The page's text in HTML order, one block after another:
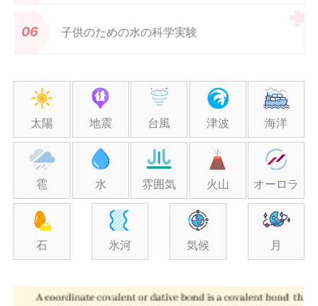
子供のための水の科学実験
太陽 地震 台風 津波 海洋
雹 水 雰囲気 火山 オーロラ
石 氷河 気候 月